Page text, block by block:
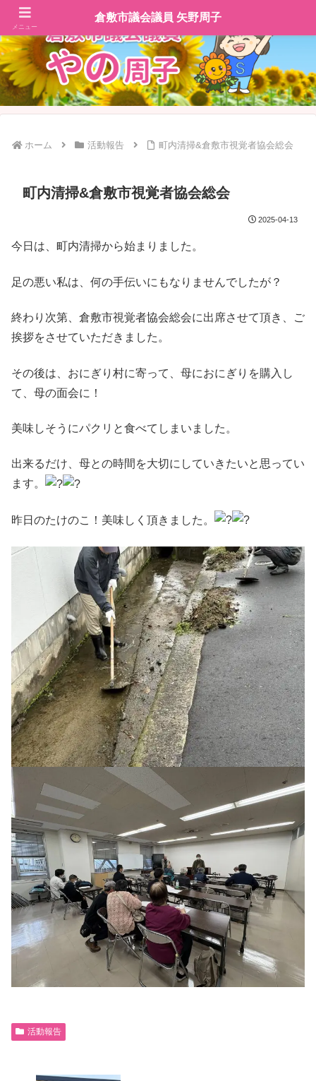
ホーム 活動報告 町内清掃&倉敷市視覚者協会総会
町内清掃&倉敷市視覚者協会総会
2025-04-13
今日は、町内清掃から始まりました。
足の悪い私は、何の手伝いにもなりませんでしたが？
終わり次第、倉敷市視覚者協会総会に出席させて頂き、ご
挨拶をさせていただきました。
その後は、おにぎり村に寄って、母におにぎりを購入し
て、母の面会に！
美味しそうにパクリと食べてしまいました。
出来るだけ、母との時間を大切にしていきたいと思ってい
ます。
昨日のたけのこ！美味しく頂きました。
活動報告
メニュー
倉敷市議会議員 矢野周子